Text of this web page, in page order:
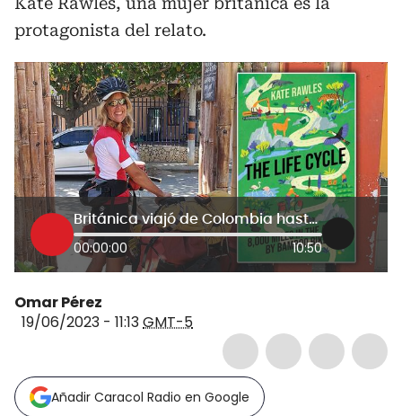
protagonista del relato.
Británica viajó de Colombia hasta Argentina en una bicicleta de bambú: esta es la historia
00:00:00 10:50
Omar Pérez
19/06/2023 - 11:13GMT-5
Añadir Caracol Radio en Google